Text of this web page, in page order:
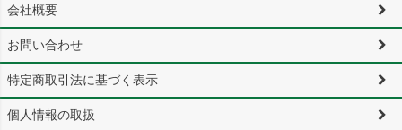
会社概要
お問い合わせ
特定商取引法に基づく表示
個人情報の取扱